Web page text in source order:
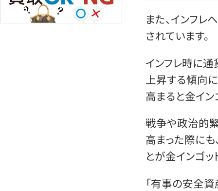
また、インフレ
されています。
インフレ時に
上昇する傾向
高まると金イン
戦争や政治的
高まった際に
とが金インゴッ
「有事の安全